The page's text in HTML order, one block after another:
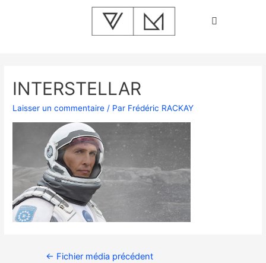
INTERSTELLAR
Laisser un commentaire / Par Frédéric RACKAY
← Fichier média précédent